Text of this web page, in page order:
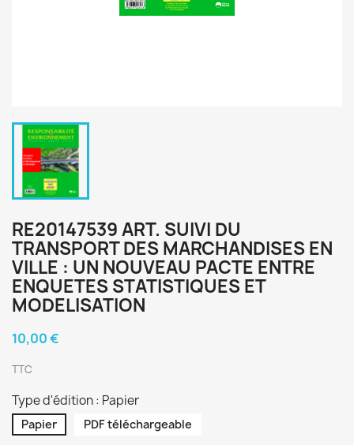
RE20147539 ART. SUIVI DU
TRANSPORT DES MARCHANDISES EN
VILLE : UN NOUVEAU PACTE ENTRE
ENQUETES STATISTIQUES ET
MODELISATION
10,00 €
TTC
Type d'édition : Papier
Papier PDF téléchargeable